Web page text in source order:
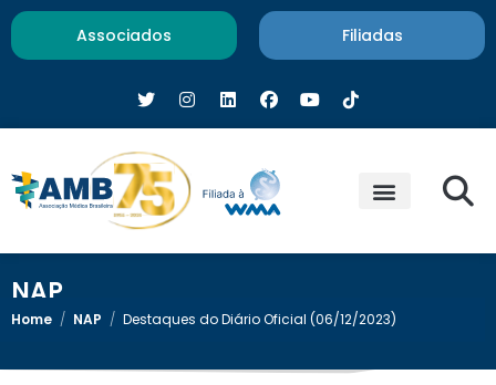
Associados Filiadas
NAP
Home / NAP / Destaques do Diário Oficial (06/12/2023)